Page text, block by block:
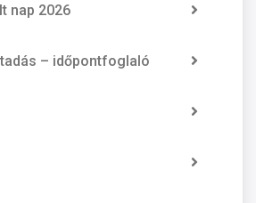
nap 2026
– időpontfoglaló